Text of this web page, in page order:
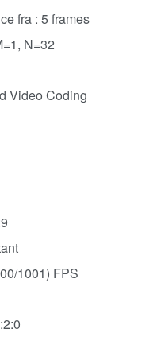
fra : 5 frames
N=32
Video Coding
1001) FPS